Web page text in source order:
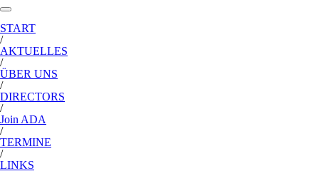
START
/
AKTUELLES
/
ÜBER UNS
/
DIRECTORS
/
Join ADA
/
TERMINE
/
LINKS